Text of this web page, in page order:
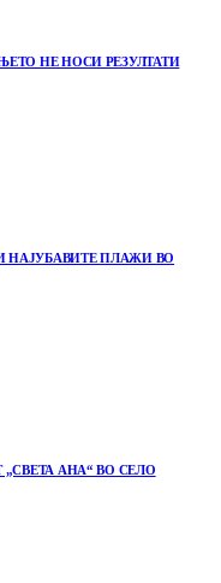
НЕ НОСИ РЕЗУЛТАТИ
НАЈУБАВИТЕ ПЛАЖИ ВО
АНА“ ВО СЕЛО